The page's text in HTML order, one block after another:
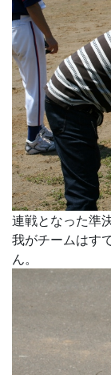
連戦となった準
我がチームはす
ん。